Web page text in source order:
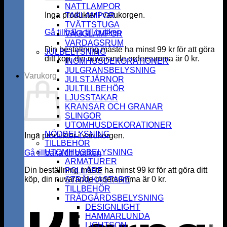
Inga produkter i varukorgen.
Gå tillbaka till butiken
Din beställning måste ha minst99 kr för att göra
ditt köp, din nuvarande ordersumma är 0 kr.
Varukorg
Inga produkter i varukorgen.
Gå tillbaka till butiken
Din beställning måste ha minst99 kr för att göra ditt
köp, din nuvarande ordersumma är 0 kr.
NATTLAMPOR
TAKLAMPOR
TVÄTTSTUGA
VÄGGLAMPOR
VARDAGSRUM
JULBELYSNING
INOMHUSDEKORATIONER
JULGRANSBELYSNING
JULSTJÄRNOR
JULTILLBEHÖR
LJUSSTAKAR
KRANSAR OCH GRANAR
SLINGOR
UTOMHUSDEKORATIONER
NÖDBELYSNING
TILLBEHÖR
UTOMHUSBELYSNING
ARMATURER
POLLARE
STRÅLKASTARE
TILLBEHÖR
TRÄDGÅRDSBELYSNING
DESIGNLIGHT
HAMMARLUNDA
LIGHTSON